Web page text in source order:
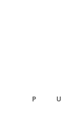
P U